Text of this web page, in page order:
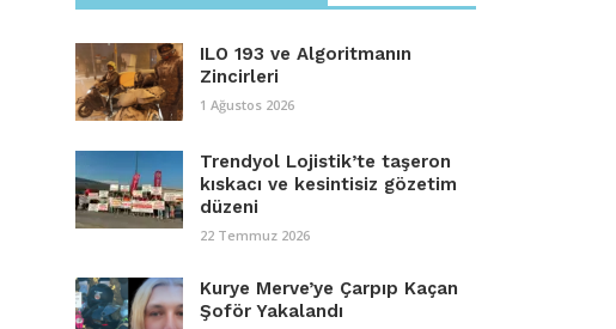
ILO 193 ve Algoritmanın
Zincirleri
1 Ağustos 2026
Trendyol Lojistik’te taşeron
kıskacı ve kesintisiz gözetim
düzeni
22 Temmuz 2026
Kurye Merve’ye Çarpıp Kaçan
Şoför Yakalandı